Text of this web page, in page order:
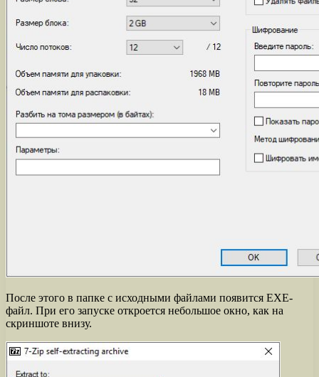
После этого в папке с исходными файлами появится EXE-
файл. При его запуске откроется небольшое окно, как на
скриншоте внизу.